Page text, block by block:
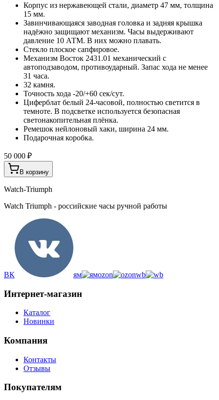
Корпус из нержавеющей стали, диаметр 47 мм, толщина
15 мм.
Завинчивающаяся заводная головка и задняя крышка
надёжно защищают механизм. Часы выдерживают
давление 10 АТМ. В них можно плавать.
Стекло плоское сапфировое.
Механизм Восток 2431.01 механический с
автоподзаводом, противоударный. Запас хода не менее
31 часа.
32 камня.
Точность хода -20/+60 сек/сут.
Циферблат белый 24-часовой, полностью светится в
темноте. В подсветке используется безопасная
светонакопительная плёнка.
Ремешок нейлоновый хаки, ширина 24 мм.
Подарочная коробка.
50 000 ₽
В корзину
Watch-Triumph
Watch Triumph - российские часы ручной работы
ВК ям ozon wb
Интернет-магазин
Каталог
Новинки
Компания
Контакты
Отзывы
Покупателям